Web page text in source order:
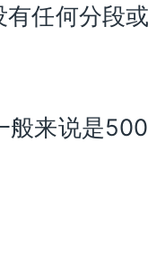
任何分段
般来说是